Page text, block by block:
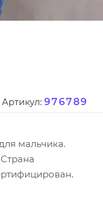
Артикул: 976789
мальчика.